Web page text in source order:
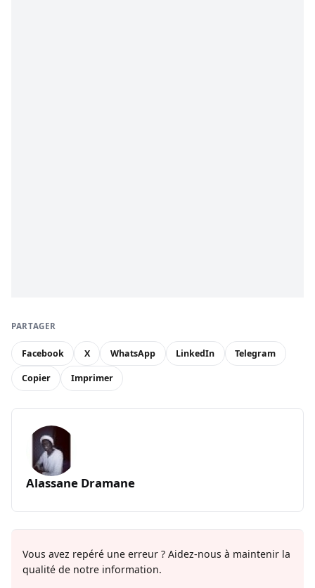
PARTAGER
Facebook X WhatsApp LinkedIn Telegram
Copier Imprimer
Alassane Dramane
Vous avez repéré une erreur ? Aidez-nous à maintenir la
qualité de notre information.